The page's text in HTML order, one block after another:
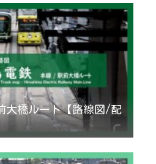
大橋ルート【路線図/配